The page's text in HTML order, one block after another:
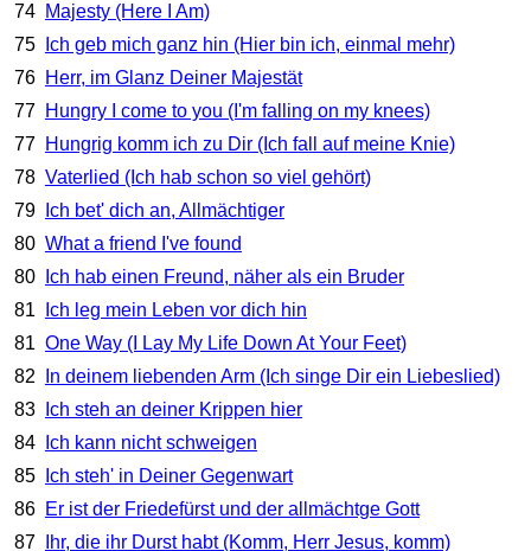
74 Majesty (Here I Am)
75
Ich geb mich ganz hin (Hier bin ich, einmal mehr)
76 Herr, im Glanz Deiner Majestät
77 Hungry I come to you (I'm falling on my knees)
77 Hungrig komm ich zu Dir (Ich fall auf meine Knie)
78 Vaterlied (Ich hab schon so viel gehört)
79
Ich bet' dich an, Allmächtiger
80 What a friend I've found
80
Ich hab einen Freund, näher als ein Bruder
81
Ich leg mein Leben vor dich hin
81 One Way (I Lay My Life Down At Your Feet)
82
In deinem liebenden Arm (Ich singe Dir ein Liebeslied)
83
Ich steh an deiner Krippen hier
84
Ich kann nicht schweigen
85
Ich steh' in Deiner Gegenwart
86 Er ist der Friedefürst und der allmächtge Gott
87
Ihr, die ihr Durst habt (Komm, Herr Jesus, komm)